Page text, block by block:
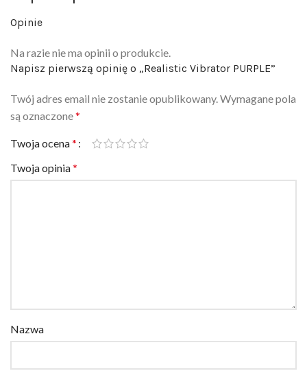
Opinie
Na razie nie ma opinii o produkcie.
Napisz pierwszą opinię o „Realistic Vibrator PURPLE”
Twój adres email nie zostanie opublikowany.
Wymagane pola
są oznaczone *
Twoja ocena *
Twoja opinia *
Nazwa